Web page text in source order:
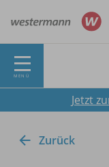
MENÜ
Jetzt
Zurück